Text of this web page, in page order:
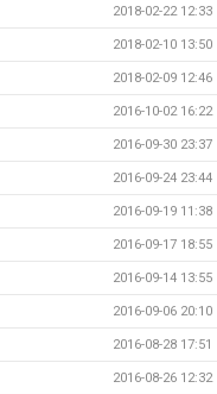
2018-02-22 12:33
2018-02-10 13:50
2018-02-09 12:46
2016-10-02 16:22
2016-09-30 23:37
2016-09-24 23:44
2016-09-19 11:38
2016-09-17 18:55
2016-09-14 13:55
2016-09-06 20:10
2016-08-28 17:51
2016-08-26 12:32